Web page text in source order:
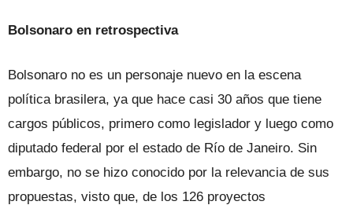
Bolsonaro en retrospectiva
Bolsonaro no es un personaje nuevo en la escena
política brasilera, ya que hace casi 30 años que tiene
cargos públicos, primero como legislador y luego como
diputado federal por el estado de Río de Janeiro. Sin
embargo, no se hizo conocido por la relevancia de sus
propuestas, visto que, de los 126 proyectos